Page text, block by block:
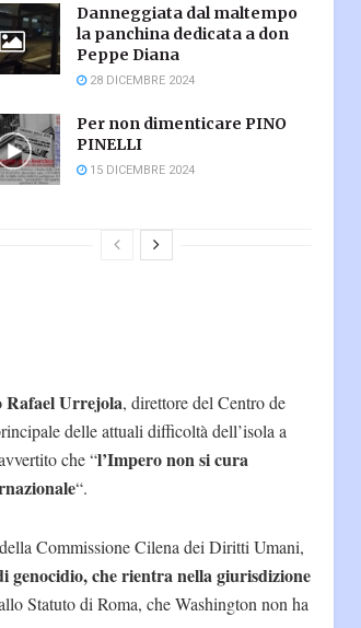
Danneggiata dal maltempo
la panchina dedicata a don
Peppe Diana
28 DICEMBRE 2024
Per non dimenticare PINO
PINELLI
15 DICEMBRE 2024
Rafael Urrejola, direttore del Centro de
delle attuali difficoltà dell’isola a
che “l’Impero non si cura
“.
Commissione Cilena dei Diritti Umani,
genocidio, che rientra nella giurisdizione
Statuto di Roma, che Washington non ha